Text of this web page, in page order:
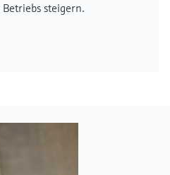
steigern.